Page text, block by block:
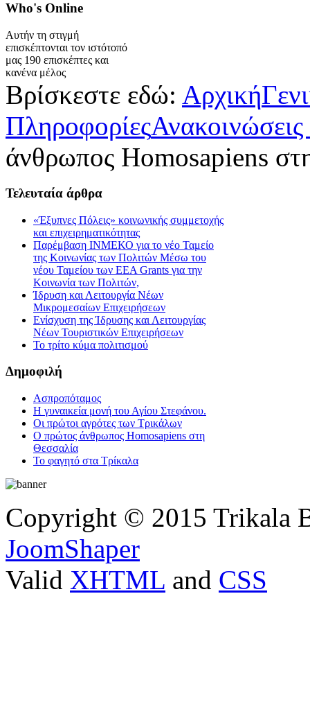
Who's Online
Αυτήν τη στιγμή
επισκέπτονται τον ιστότοπό
μας 190 επισκέπτες και
κανένα μέλος
Βρίσκεστε εδώ: Αρχική
Πληροφορίες
άνθρωπος Homosapiens
Τελευταία άρθρα
«Έξυπνες Πόλεις» κοινωνικής συμμετοχής
και επιχειρηματικότητας
Παρέμβαση ΙΝΜΕΚΟ για το νέο Ταμείο
της Κοινωνίας των Πολιτών Μέσω του
νέου Ταμείου των ΕΕΑ Grants για την
Κοινωνία των Πολιτών,
Ίδρυση και Λειτουργία Νέων
Μικρομεσαίων Επιχειρήσεων
Ενίσχυση της Ίδρυσης και Λειτουργίας
Νέων Τουριστικών Επιχειρήσεων
Το τρίτο κύμα πολιτισμού
Δημοφιλή
Ασπροπόταμος
Η γυναικεία μονή του Αγίου Στεφάνου.
Οι πρώτοι αγρότες των Τρικάλων
Ο πρώτος άνθρωπος Homosapiens στη
Θεσσαλία
Το φαγητό στα Τρίκαλα
Copyright © 2015 Trikala
JoomShaper
Valid XHTML and CSS